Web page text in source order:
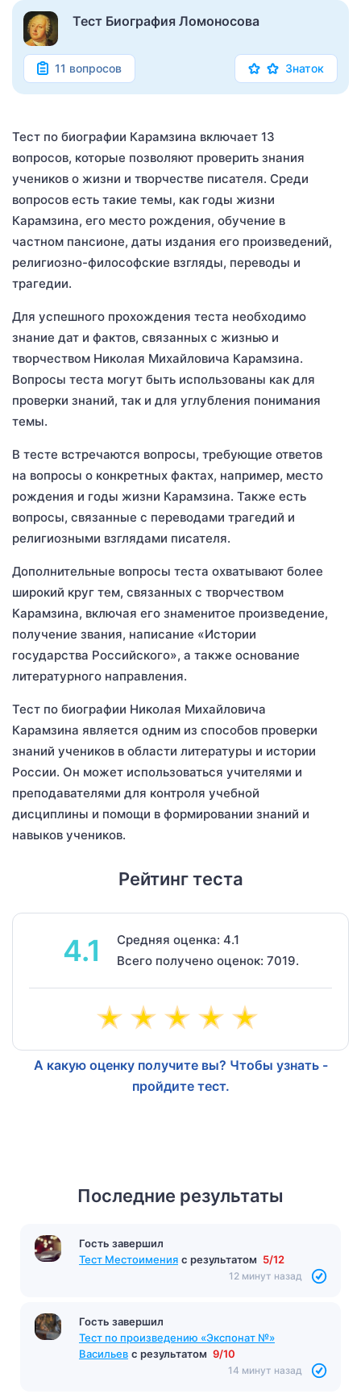
Тест Биография Ломоносова
11 вопросов Знаток
Тест по биографии Карамзина включает 13
вопросов, которые позволяют проверить знания
учеников о жизни и творчестве писателя. Среди
вопросов есть такие темы, как годы жизни
Карамзина, его место рождения, обучение в
частном пансионе, даты издания его произведений,
религиозно-философские взгляды, переводы и
трагедии.
Для успешного прохождения теста необходимо
знание дат и фактов, связанных с жизнью и
творчеством Николая Михайловича Карамзина.
Вопросы теста могут быть использованы как для
проверки знаний, так и для углубления понимания
темы.
В тесте встречаются вопросы, требующие ответов
на вопросы о конкретных фактах, например, место
рождения и годы жизни Карамзина. Также есть
вопросы, связанные с переводами трагедий и
религиозными взглядами писателя.
Дополнительные вопросы теста охватывают более
широкий круг тем, связанных с творчеством
Карамзина, включая его знаменитое произведение,
получение звания, написание «Истории
государства Российского», а также основание
литературного направления.
Тест по биографии Николая Михайловича
Карамзина является одним из способов проверки
знаний учеников в области литературы и истории
России. Он может использоваться учителями и
преподавателями для контроля учебной
дисциплины и помощи в формировании знаний и
навыков учеников.
Рейтинг теста
4.1
Средняя оценка: 4.1
Всего получено оценок: 7019.
А какую оценку получите вы? Чтобы узнать -
пройдите тест.
Последние результаты
Гость завершил
Тест Местоимения с результатом 5/12
12 минут назад
Гость завершил
Тест по произведению «Экспонат №»
Васильев с результатом 9/10
14 минут назад